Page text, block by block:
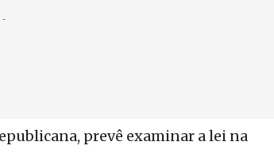
prevê examinar a lei na